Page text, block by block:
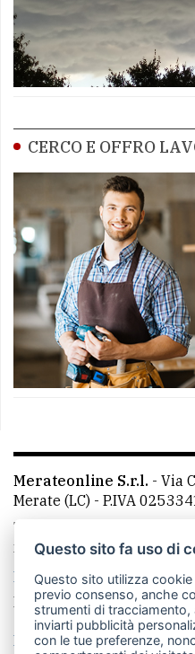
CERCO E OFFRO
Merateonline S.r.l. - Via
Merate (LC) - P.IVA
Telefono:
mail:
La redazione
Made by VIP
Privacy policy Cookie
Questo sito fa uso di
Questo sito utilizza
previo consenso, anche
strumenti di
inviarti pubblicità
con le tue preferenze,